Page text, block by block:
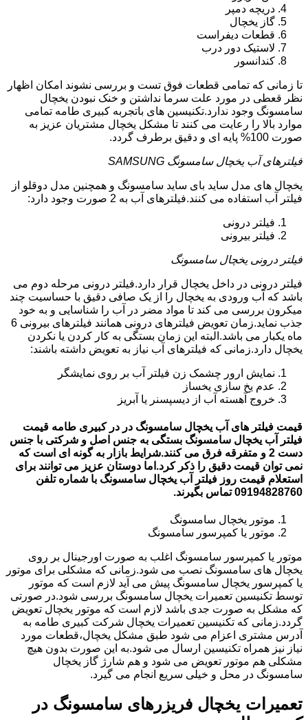
دریچه دمپر
گاز یخچال
قطعات دیفراست
لاستیک دور درب
کندانسور
تا زمانی که تمامی قطعات فوق تست و بررسی نشوند امکان اظهار
نظر قعطی در مورد علت سرما نداشتن و خنک نبودن یخچال
سامسونگ وجود ندارد.تکنیسین های باتجربه کبیری طامه تمامی
موارد بالا را رعایت می کنند تا مشکل یخچال مشتریان عزیز به
صورت 100% پایه ای و دقیق برطرف گردد.
فیلترهای آب یخچال سامسونگ SAMSUNG
یخچال های مدل ساید بای ساید سامسونگ و همچنین مدل دوقلو از
فیلتر آب استفاده می کنند.فیلترهای آب به 2 صورت وجود دارد:
فیلتر درونی
فیلتر بیرونی
فیلتر درونی یخچال سامسونگ
فیلتر درونی در داخل یخچال قرار دارد.فیلتر درونی مرحله دوم می
باشد که آب ورودی به یخچال را از یک صافی دقیق با حساسیت چند
میکرون بررسی می کند تا مواد مضر در آب را شناسایی و به خود
جذب نماید.زمان تعویض فیلترهای درونی همانند فیلترهای بیرونی 6
ماه یکبار می باشد.البته این زمان بستگی به کار کردن یا نکردن
یخچال دارد.زمانی که فیلترهای آب نیاز به تعویض داشته باشند:
نمایش ارور چشمک زن فیلتر آب بر روی نمایشگر
عدم یخ سازی یخساز
خروج آهسته آب از دیسپسنر یا آبریز
قیمت فیلتر های آب یخچال سامسونگ در در کبیری طامه قیمت
فیلتر آب یخچال سامسونگ بستگی به جنس اصل و شرکتی با جنس
دست 2 و متفرقه فرق می کنند.شرایط بازار به گونه ای است که
نمی توان قیمت دقیق را ذکر کرد.اما دوستان عزیز می توانند برای
استعلام قیمت روز فیلتر آب یخچال سامسونگ با شماره تلفن
09194828760 تماس بگیرند.
موتور یخچال سامسونگ
موتور یا کمپرسور سامسونگ
موتور یا کمپرسور سامسونگ اغلب به صورت اورجینال بر روی
یخچال های سامسونگ نصب می شود.زمانی که مشکلی برای موتور
یا کمپرسور یخچال سامسونگ پیش می آید لازم است که موتور
توسط تکنیسین تعمیرات یخچال سامسونگ بررسی شود.در صورتی
که مشکل به صورت جدی باشد لازم است که موتور یخچال تعویض
گردد.زمانی که تکنیسین تعمیرات یخچال شرکت کبیری طامه به
آدرس مشتری اعزام می شود طبق مشکل یخچال،قطعات مورد
نیاز نیز همراه تکنیسین ارسال می شود.به این صورت بدون هیچ
مشکلی هم موتور تعویض می شود و هم شارژ گاز یخچال
سامسونگ در محل و خیلی سریع انجام می گیرد.
تعمیرات یخچال فریزرهای سامسونگ در